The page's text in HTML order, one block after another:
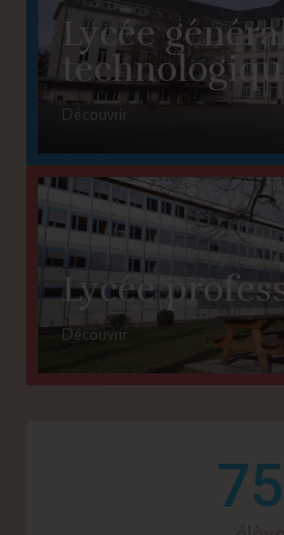
Lycée
Découvrir
Lycée
Découvrir